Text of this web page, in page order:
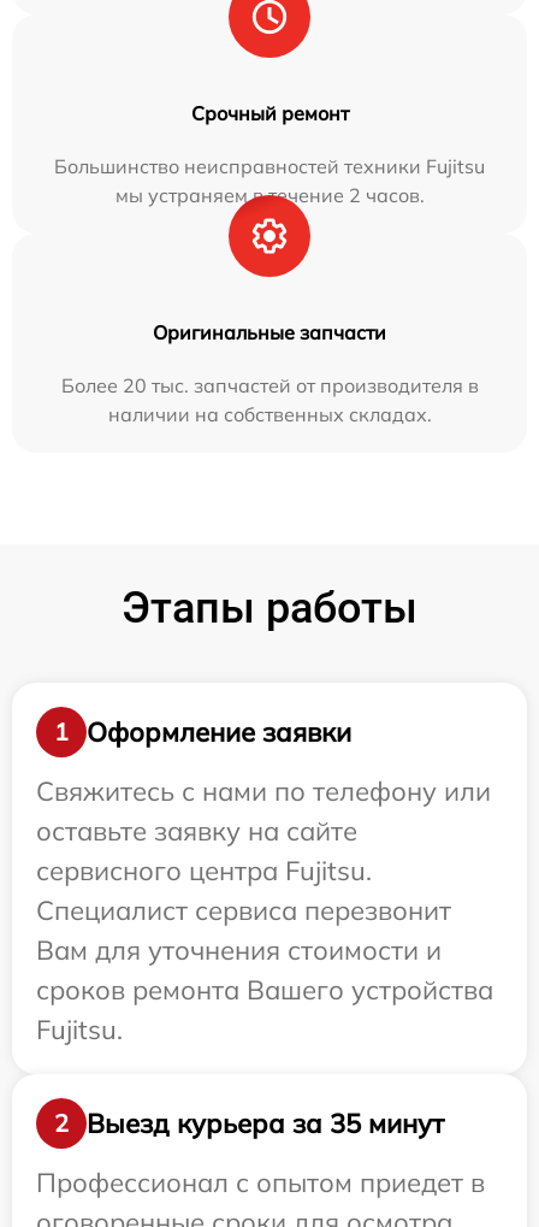
Срочный ремонт
Большинство неисправностей техники Fujitsu
мы устраняем в течение 2 часов.
Оригинальные запчасти
Более 20 тыс. запчастей от производителя в
наличии на собственных складах.
Этапы работы
1
Оформление заявки
Свяжитесь с нами по телефону или
оставьте заявку на сайте
сервисного центра Fujitsu.
Специалист сервиса перезвонит
Вам для уточнения стоимости и
сроков ремонта Вашего устройства
Fujitsu.
2
Выезд курьера за 35 минут
Профессионал с опытом приедет в